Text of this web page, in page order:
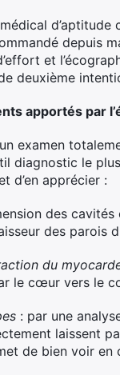
depuis
et
deuxième
apportés par
examen
diagnostic le
d’en apprécier :
des
des parois
du
le cœur vers le
: par une
laissent
de bien voir